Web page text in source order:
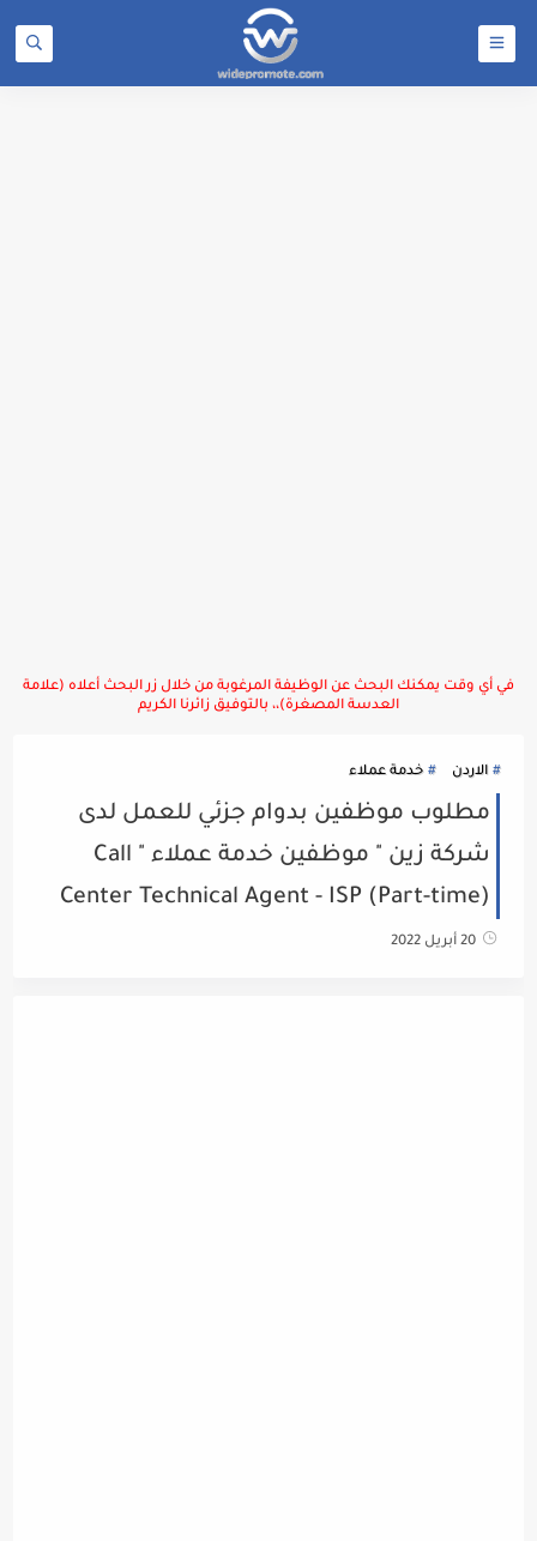
في أي وقت يمكنك البحث عن الوظيفة المرغوبة من خلال زر البحث أعلاه (علامة
العدسة المصغرة)،، بالتوفيق زائرنا الكريم
الاردن خدمة عملاء
مطلوب موظفين بدوام جزئي للعمل لدى
شركة زين " موظفين خدمة عملاء " Call
Center Technical Agent - ISP (Part-time)
20 أبريل 2022